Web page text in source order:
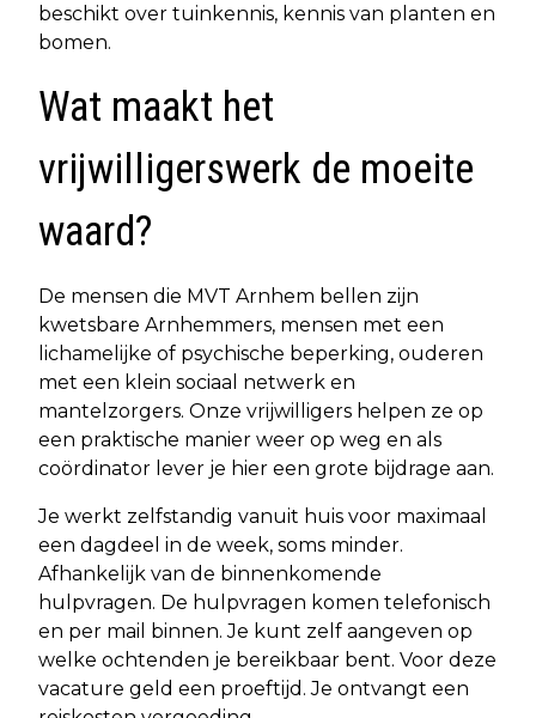
beschikt over tuinkennis, kennis van planten en
bomen.
Wat maakt het
vrijwilligerswerk de moeite
waard?
De mensen die MVT Arnhem bellen zijn
kwetsbare Arnhemmers, mensen met een
lichamelijke of psychische beperking, ouderen
met een klein sociaal netwerk en
mantelzorgers. Onze vrijwilligers helpen ze op
een praktische manier weer op weg en als
coördinator lever je hier een grote bijdrage aan.
Je werkt zelfstandig vanuit huis voor maximaal
een dagdeel in de week, soms minder.
Afhankelijk van de binnenkomende
hulpvragen. De hulpvragen komen telefonisch
en per mail binnen. Je kunt zelf aangeven op
welke ochtenden je bereikbaar bent. Voor deze
vacature geld een proeftijd. Je ontvangt een